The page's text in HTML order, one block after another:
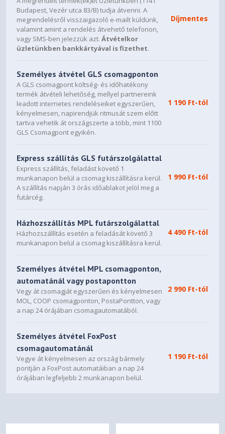
Budapest, Vezér utca 83/B) tudja átvenni. A
megrendelésről visszaigazoló e-mailt küldünk,
valamint amint a rendelés átvehető telefonon,
vagy SMS-ben jelezzük azt.Átvételkor
üzletünkben bankkártyával is fizethet.
Díjmentes
Személyes átvétel GLS csomagponton
A GLS csomagpont költség- és időhatékony
termék átvételi lehetőség, mellyel partnereink
leadott internetes rendeléseiket egyszerűen,
kényelmesen, napirendjük ritmusát szem előtt
tartva vehetik át országszerte a több, mint 1100
GLS Csomagpont egyikén.
1 190 Ft-tól
Express szállítás GLS futárszolgálattal
Express szállítás, feladást követő 1
munkanapon belül a csomag kiszállításra kerül.
A szállítás napján 3 órás időablakot jelöl meg a
futárcég.
1 990 Ft-tól
Házhozszállítás MPL futárszolgálattal
Házhozszállítás esetén a feladását követő 3
munkanapon belül a csomag kiszállításra kerül.
4 490 Ft-tól
Személyes átvétel MPL csomagponton,
automatánál vagy postapontton
Vegy át csomagját egyszerűen és kényelmesen
MOL, COOP csomagponton, PostaPontton, vagy
a nap 24 órájában csomagautomatából.
2 990 Ft-tól
Személyes átvétel FoxPost
csomagautomatánál
Vegye át kényelmesen az ország bármely
pontján a FoxPost automatáiban a nap 24
órájában legfeljebb 2 munkanapon belül.
1 190 Ft-tól